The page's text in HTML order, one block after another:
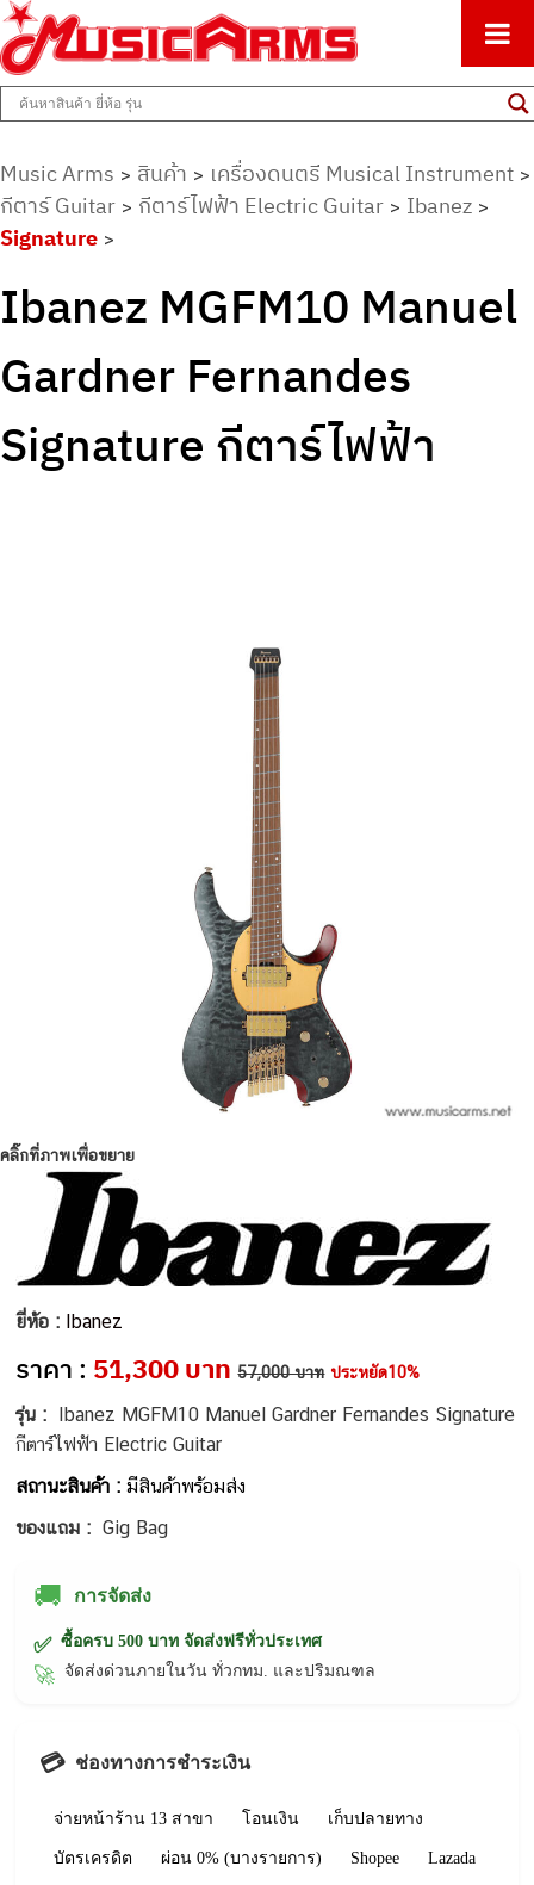
Music Arms
ศูนย์รวมครื่องดนตรีทุกชนิด ตั้งแต่เริ่มต้นถึงมืออาชีพ
Music Arms > สินค้า > เครื่องดนตรี Musical Instrument >
กีตาร์ Guitar > กีตาร์ไฟฟ้า Electric Guitar > Ibanez >
Signature >
Ibanez MGFM10 Manuel
Gardner Fernandes
Signature กีตาร์ไฟฟ้า
คลิ๊กที่ภาพเพื่อขยาย
ยี่ห้อ : Ibanez
ราคา : 51,300 บาท 57,000 บาท ประหยัด10%
รุ่น : Ibanez MGFM10 Manuel Gardner Fernandes Signature
กีตาร์ไฟฟ้า Electric Guitar
สถานะสินค้า :มีสินค้าพร้อมส่ง
ของแถม :Gig Bag
🚚 การจัดส่ง
✅ ซื้อครบ 500 บาท จัดส่งฟรีทั่วประเทศ
🚀 จัดส่งด่วนภายในวัน ทั่วกทม. และปริมณฑล
💳 ช่องทางการชำระเงิน
จ่ายหน้าร้าน 13 สาขา โอนเงิน เก็บปลายทาง
บัตรเครดิต ผ่อน 0% (บางรายการ) Shopee Lazada